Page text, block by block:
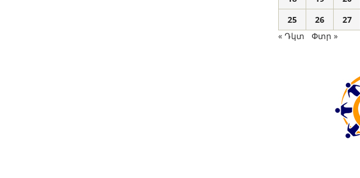
25
26 27
« Դկտ
Փտր »